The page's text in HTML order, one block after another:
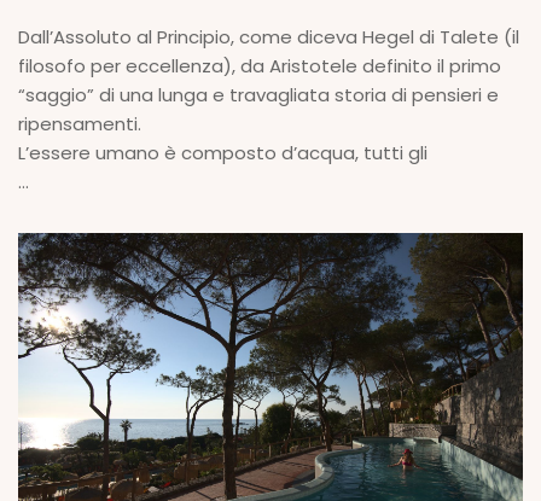
Dall’Assoluto al Principio, come diceva Hegel di Talete (il
filosofo per eccellenza), da Aristotele definito il primo
“saggio” di una lunga e travagliata storia di pensieri e
ripensamenti.
L’essere umano è composto d’acqua, tutti gli
...